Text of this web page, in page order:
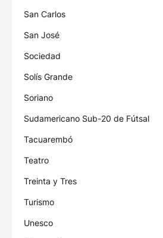
San Carlos
San José
Sociedad
Solís Grande
Soriano
Sudamericano Sub-20 de Fútsal
Tacuarembó
Teatro
Treinta y Tres
Turismo
Unesco